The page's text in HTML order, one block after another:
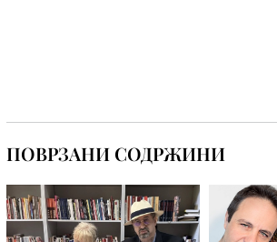
ПОВРЗАНИ СОДРЖИНИ